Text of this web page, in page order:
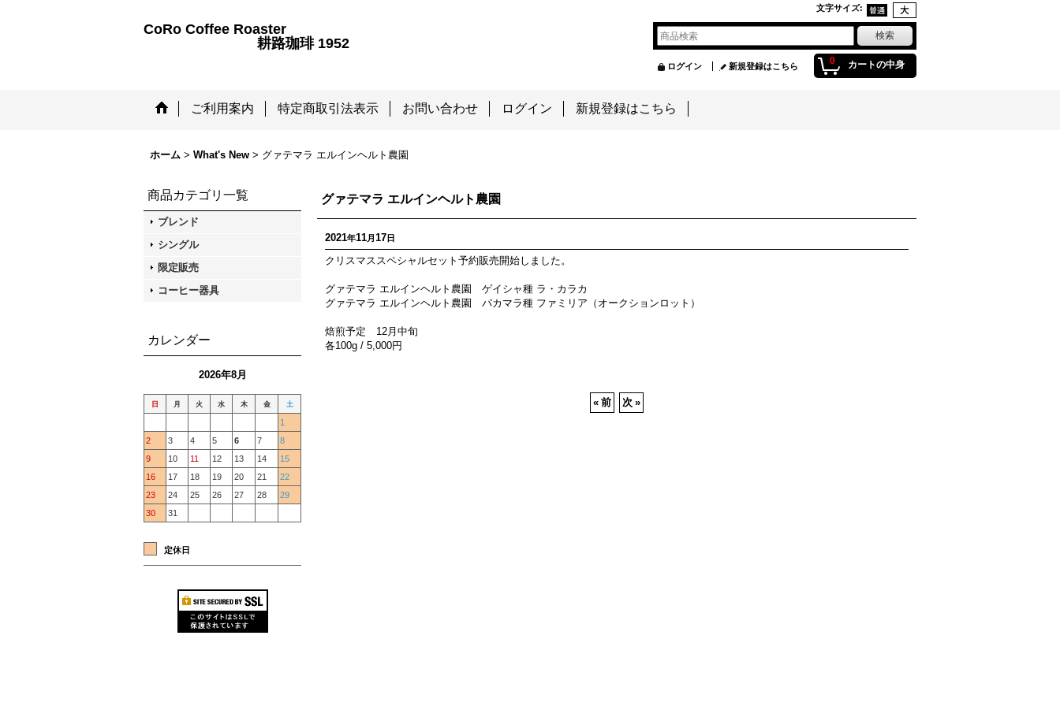
文字サイズ:
CoRo Coffee Roaster
耕路珈琲 1952
0 カートの中身
ログイン 新規登録はこちら
ご利用案内 特定商取引法表示 お問い合わせ ログイン 新規登録はこちら
ホーム > What's New > グァテマラ エルインヘルト農園
商品カテゴリ一覧
ブレンド
シングル
限定販売
コーヒー器具
カレンダー
2026年8月
日 月 火 水 木 金 土
1
2
3 4 5 6 7
8
9
10 11 12 13 14
15
16
17 18 19 20 21
22
23
24 25 26 27 28
29
30
31
定休日
グァテマラ エルインヘルト農園
2021年11月17日
クリスマススペシャルセット予約販売開始しました。
グァテマラ エルインヘルト農園 ゲイシャ種 ラ・カラカ
グァテマラ エルインヘルト農園 パカマラ種 ファミリア（オークションロット）
焙煎予定 12月中旬
各100g / 5,000円
« 前 次 »